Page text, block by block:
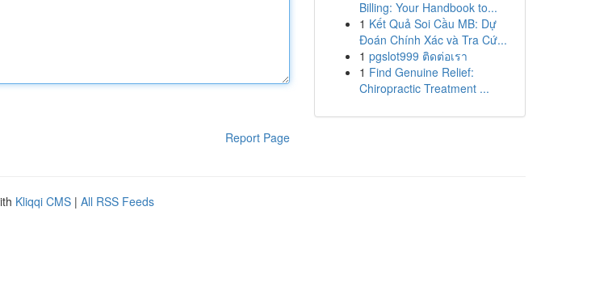
Report Page
Billing: Your Handbook to...
1 Kết Quả Soi Cầu MB: Dự
Đoán Chính Xác và Tra Cứ...
1 pgslot999 ติดต่อเรา
1 Find Genuine Relief:
Chiropractic Treatment ...
Kliqqi CMS | All RSS Feeds